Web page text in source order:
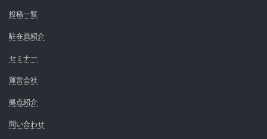
投稿一覧
駐在員紹介
セミナー
運営会社
拠点紹介
問い合わせ